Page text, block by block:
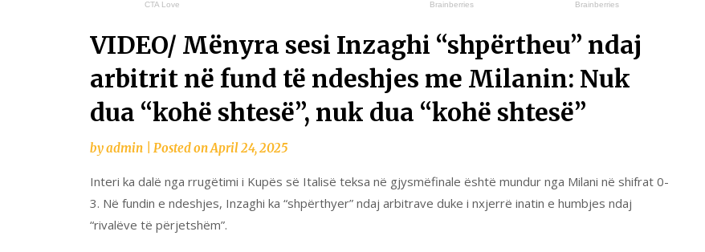
VIDEO/ Mënyra sesi Inzaghi “shpërtheu” ndaj
arbitrit në fund të ndeshjes me Milanin: Nuk
dua “kohë shtesë”, nuk dua “kohë shtesë”
byadmin Posted onApril 24, 2025
Interi ka dalë nga rrugëtimi i Kupës së Italisë teksa në gjysmëfinale është mundur nga Milani në shifrat 0-
3. Në fundin e ndeshjes, Inzaghi ka “shpërthyer” ndaj arbitrave duke i nxjerrë inatin e humbjes ndaj
“rivalëve të përjetshëm”.